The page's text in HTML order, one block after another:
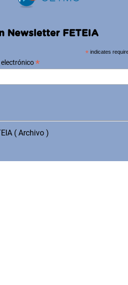
Newsletter FETEIA
* indicates
electrónico*
( Archivo )